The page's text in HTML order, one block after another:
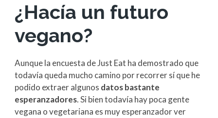
¿Hacía un futuro
vegano?
Aunque la encuesta de Just Eat ha demostrado que
todavía queda mucho camino por recorrer sí que he
podido extraer algunos datos bastante
esperanzadores. Si bien todavía hay poca gente
vegana o vegetariana es muy esperanzador ver